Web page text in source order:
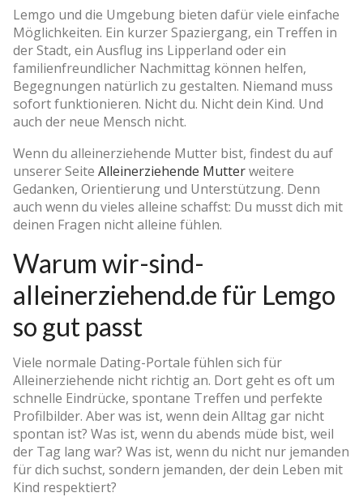
Lemgo und die Umgebung bieten dafür viele einfache
Möglichkeiten. Ein kurzer Spaziergang, ein Treffen in
der Stadt, ein Ausflug ins Lipperland oder ein
familienfreundlicher Nachmittag können helfen,
Begegnungen natürlich zu gestalten. Niemand muss
sofort funktionieren. Nicht du. Nicht dein Kind. Und
auch der neue Mensch nicht.
Wenn du alleinerziehende Mutter bist, findest du auf
unserer Seite Alleinerziehende Mutterweitere
Gedanken, Orientierung und Unterstützung. Denn
auch wenn du vieles alleine schaffst: Du musst dich mit
deinen Fragen nicht alleine fühlen.
Warum wir-sind-
alleinerziehend.de für Lemgo
so gut passt
Viele normale Dating-Portale fühlen sich für
Alleinerziehende nicht richtig an. Dort geht es oft um
schnelle Eindrücke, spontane Treffen und perfekte
Profilbilder. Aber was ist, wenn dein Alltag gar nicht
spontan ist? Was ist, wenn du abends müde bist, weil
der Tag lang war? Was ist, wenn du nicht nur jemanden
für dich suchst, sondern jemanden, der dein Leben mit
Kind respektiert?